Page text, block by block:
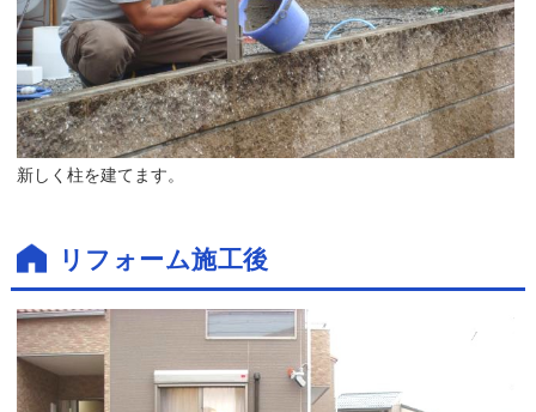
新しく柱を建てます。
リフォーム施工後